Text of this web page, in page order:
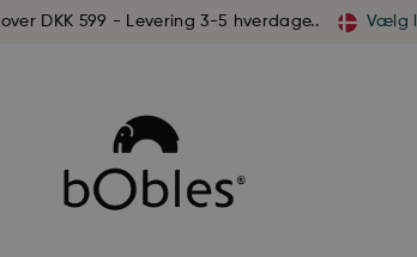
DKK 599 - Levering 3-5 hverdage.. Vælg